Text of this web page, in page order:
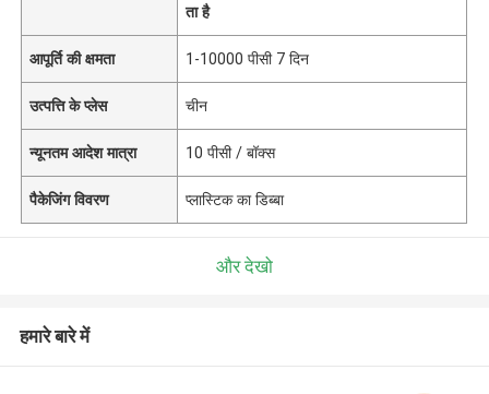
ता है
आपूर्ति की क्षमता 1-10000 पीसी 7 दिन
उत्पत्ति के प्लेस चीन
न्यूनतम आदेश मात्रा 10 पीसी / बॉक्स
पैकेजिंग विवरण प्लास्टिक का डिब्बा
और देखो
हमारे बारे में